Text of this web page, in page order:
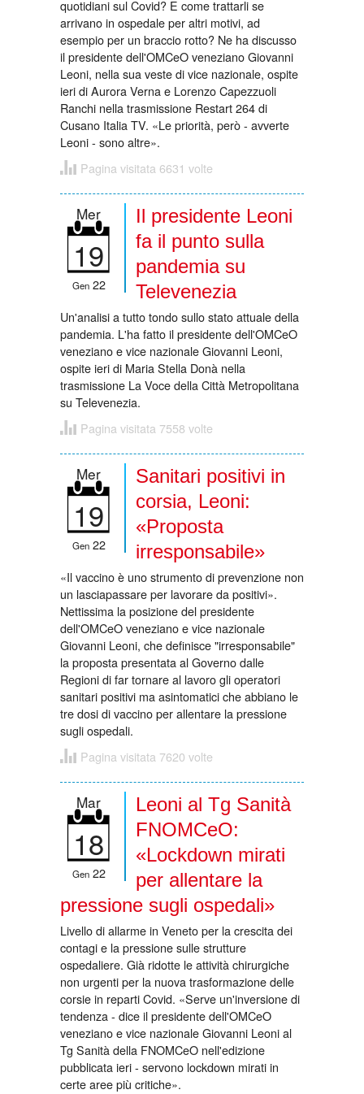
quotidiani sul Covid? E come trattarli se
arrivano in ospedale per altri motivi, ad
esempio per un braccio rotto? Ne ha discusso
il presidente dell'OMCeO veneziano Giovanni
Leoni, nella sua veste di vice nazionale, ospite
ieri di Aurora Verna e Lorenzo Capezzuoli
Ranchi nella trasmissione Restart 264 di
Cusano Italia TV. «Le priorità, però - avverte
Leoni - sono altre».
Pagina visitata 6631 volte
Mer
19
Gen 22
Il presidente Leoni
fa il punto sulla
pandemia su
Televenezia
Un'analisi a tutto tondo sullo stato attuale della
pandemia. L'ha fatto il presidente dell'OMCeO
veneziano e vice nazionale Giovanni Leoni,
ospite ieri di Maria Stella Donà nella
trasmissione La Voce della Città Metropolitana
su Televenezia.
Pagina visitata 7558 volte
Mer
19
Gen 22
Sanitari positivi in
corsia, Leoni:
«Proposta
irresponsabile»
«Il vaccino è uno strumento di prevenzione non
un lasciapassare per lavorare da positivi».
Nettissima la posizione del presidente
dell'OMCeO veneziano e vice nazionale
Giovanni Leoni, che definisce "irresponsabile"
la proposta presentata al Governo dalle
Regioni di far tornare al lavoro gli operatori
sanitari positivi ma asintomatici che abbiano le
tre dosi di vaccino per allentare la pressione
sugli ospedali.
Pagina visitata 7620 volte
Mar
18
Gen 22
Leoni al Tg Sanità
FNOMCeO:
«Lockdown mirati
per allentare la
pressione sugli ospedali»
Livello di allarme in Veneto per la crescita dei
contagi e la pressione sulle strutture
ospedaliere. Già ridotte le attività chirurgiche
non urgenti per la nuova trasformazione delle
corsie in reparti Covid. «Serve un'inversione di
tendenza - dice il presidente dell'OMCeO
veneziano e vice nazionale Giovanni Leoni al
Tg Sanità della FNOMCeO nell'edizione
pubblicata ieri - servono lockdown mirati in
certe aree più critiche».